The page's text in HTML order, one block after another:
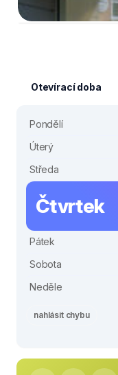
Otevírací doba
Pondělí
Úterý
Středa
Čtvrtek
Pátek
Sobota
Neděle
nahlásit chybu